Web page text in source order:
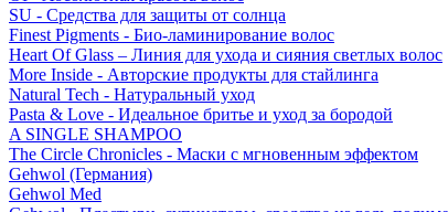
SU - Средства для защиты от солнца
Finest Pigments - Био-ламинирование волос
Heart Of Glass – Линия для ухода и сияния светлых волос
More Inside - Авторские продукты для стайлинга
Natural Tech - Натуральный уход
Pasta & Love - Идеальное бритье и уход за бородой
A SINGLE SHAMPOO
The Circle Chronicles - Маски с мгновенным эффектом
Gehwol (Германия)
Gehwol Med